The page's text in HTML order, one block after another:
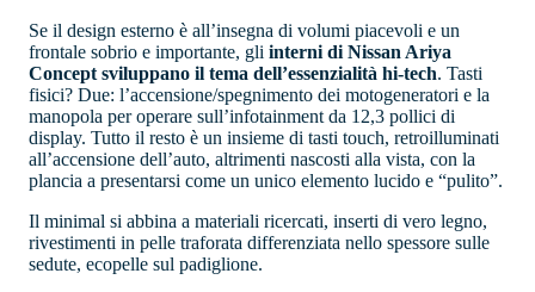
Se il design esterno è all’insegna di volumi piacevoli e un
frontale sobrio e importante, gli interni di Nissan Ariya
Concept sviluppano il tema dell’essenzialità hi-tech. Tasti
fisici? Due: l’accensione/spegnimento dei motogeneratori e la
manopola per operare sull’infotainment da 12,3 pollici di
display. Tutto il resto è un insieme di tasti touch, retroilluminati
all’accensione dell’auto, altrimenti nascosti alla vista, con la
plancia a presentarsi come un unico elemento lucido e “pulito”.
Il minimal si abbina a materiali ricercati, inserti di vero legno,
rivestimenti in pelle traforata differenziata nello spessore sulle
sedute, ecopelle sul padiglione.